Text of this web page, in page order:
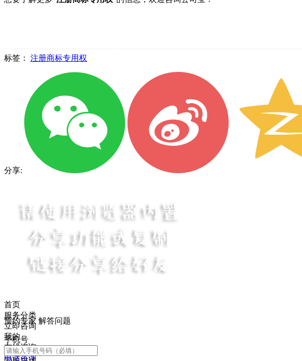
标签： 注册商标专用权
分享:
首页
服务分类
立即咨询
我的
在线咨询
电话咨询
预约专家 解答问题
手机号